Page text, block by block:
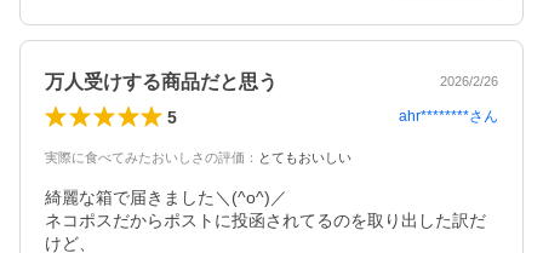
万人受けする商品だと思う 2026/2/26
5 ahr********さん
実際に食べてみたおいしさの評価 ： とてもおいしい
綺麗な箱で届きました＼(^o^)／
ネコポスだからポストに投函されてるのを取り出した訳だ
けど、